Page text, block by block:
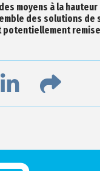
moyens à la
des solutions de
potentiellement